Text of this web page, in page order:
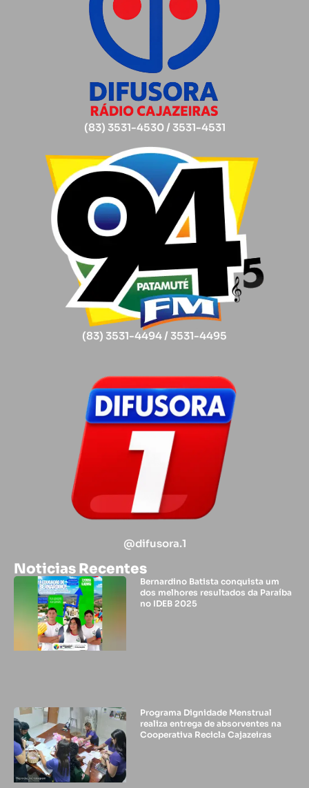
(83) 3531-4530 / 3531-4531
(83) 3531-4494 / 3531-4495
@difusora.1
Noticias Recentes
Bernardino Batista conquista um
dos melhores resultados da Paraíba
no IDEB 2025
Programa Dignidade Menstrual
realiza entrega de absorventes na
Cooperativa Recicla Cajazeiras